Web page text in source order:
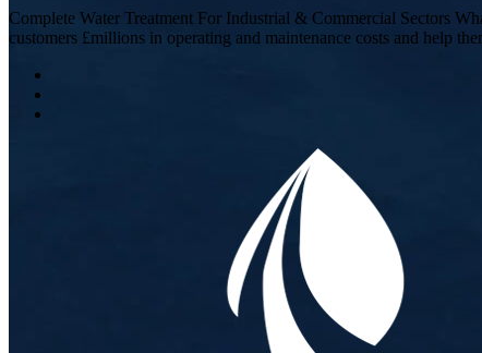
Complete Water Treatment For Industrial & Commercial Sectors
customers £millions in operating and maintenance costs and help